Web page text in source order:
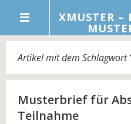
XMUSTER –
Artikel mit dem Schlagwort‘
Musterbrief für
Teilnahme